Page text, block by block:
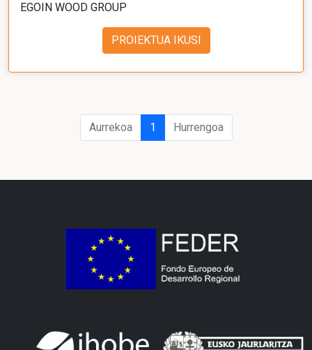
EGOIN WOOD GROUP
PROIEKTUA IKUSI
Aurrekoa 1 Hurrengoa